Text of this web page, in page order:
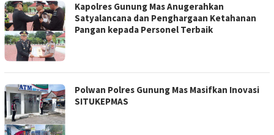
Kapolres Gunung Mas Anugerahkan
Satyalancana dan Penghargaan Ketahanan
Pangan kepada Personel Terbaik
Polwan Polres Gunung Mas Masifkan Inovasi
SITUKEPMAS